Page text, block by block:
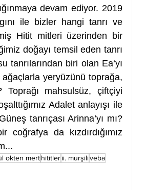
devam ediyor. 2019
ile bizler hangi tanrı ve
Hitit mitleri üzerinden bir
doğayı temsil eden tanrı
tanrılarından biri olan Ea‘yı
ağaçlarla yeryüzünü toprağa,
Toprağı mahsulsüz, çiftçiyi
Adalet anlayışı ile
tanrıçası Arinna’yı mı?
da kızdırdığımız
okten merthititlerii. murşiliveba